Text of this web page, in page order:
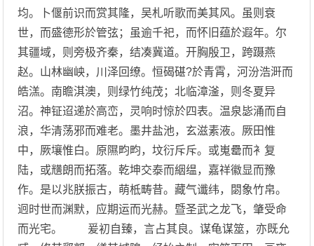
均。卜偃前识而赏其隆，吴札听歌而美其风。虽则衰
世，而盛德形於管弦；虽逾千祀，而怀旧蕴於遐年。尔
其疆域，则旁极齐秦，结凑冀道。开胸殷卫，跨蹑燕
赵。山林幽岟，川泽回缭。恒碣碪?於青霄，河汾浩涆而
皓溔。南瞻淇澳，则绿竹纯茂；北临漳滏，则冬夏异
沼。神钲迢递於高峦，灵响时惊於四表。温泉毖涌而自
浪，华清荡邪而难老。墨井盐池，玄滋素液。厥田惟
中，厥壤惟白。原隰畇畇，坟衍斥斥。或嵬罍而衤复
陆，或黋朗而拓落。乾坤交泰而絪缊，嘉祥徽显而豫
作。是以兆朕振古，萌柢畴昔。藏气谶纬，閟象竹帛。
迥时世而渊默，应期运而光赫。暨圣武之龙飞，肇受命
而光宅。 爰初自臻，言占其良。谋龟谋筮，亦既允